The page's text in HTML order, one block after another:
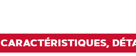
CARACTÉRISTIQUES,